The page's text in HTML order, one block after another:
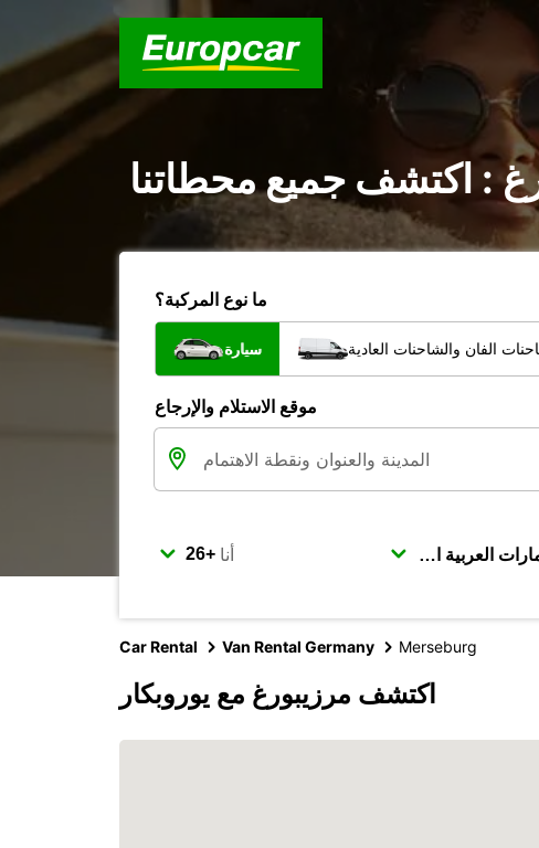
: اكتشف جميع محطاتنا
ما نوع المركبة؟
سيارة الفان والشاحنات العادية
موقع الاستلام والإرجاع
أنا
Car Rental Van Rental Germany Merseburg
اكتشف مرزيبورغ مع يوروبكار